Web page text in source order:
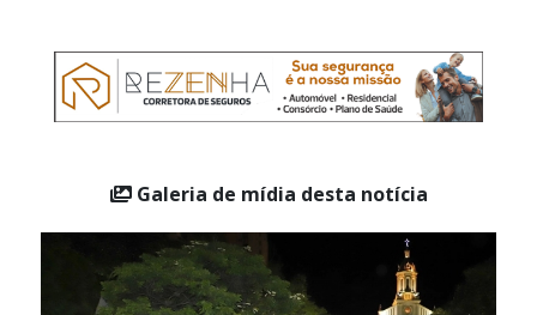
Galeria de mídia desta notícia